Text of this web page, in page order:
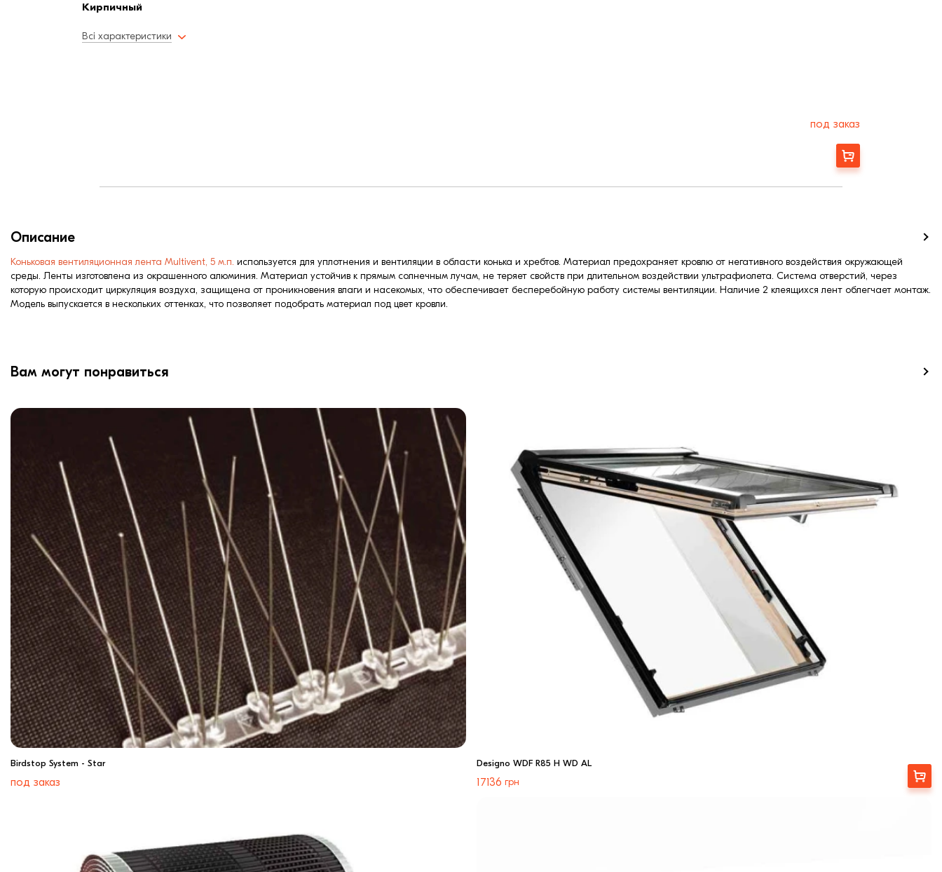
Кирпичный
Всі характеристики
под заказ
Заказать
Описание
Коньковая вентиляционная лента Multivent, 5 м.п. используется для уплотнения и вентиляции в области конька и хребтов. Материал предохраняет кровлю от негативного воздействия окружающей
среды. Ленты изготовлена из окрашенного алюминия. Материал устойчив к прямым солнечным лучам, не теряет свойств при длительном воздействии ультрафиолета. Система отверстий, через
которую происходит циркуляция воздуха, защищена от проникновения влаги и насекомых, что обеспечивает бесперебойную работу системы вентиляции. Наличие 2 клеящихся лент облегчает монтаж.
Модель выпускается в нескольких оттенках, что позволяет подобрать материал под цвет кровли.
Вам могут понравиться
Birdstop System - Star
под заказ
Designo WDF R85 H WD AL
17136 грн
Выбрать